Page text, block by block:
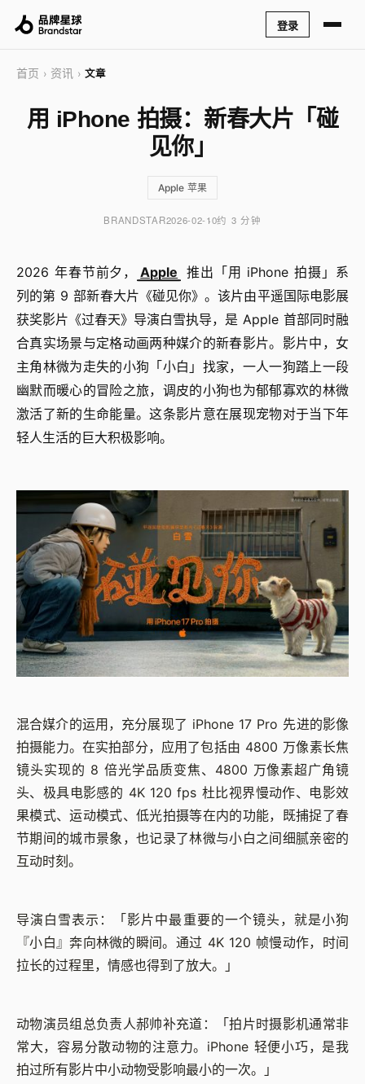
登录
首页 › 资讯 › 文章
用 iPhone 拍摄：新春大片「碰
见你」
Apple 苹果
BRANDSTAR2026-02-10约 3 分钟
2026 年春节前夕， Apple 推出「用 iPhone 拍摄」系
列的第 9 部新春大片《碰见你》。该片由平遥国际电影展
获奖影片《过春天》导演白雪执导，是 Apple 首部同时融
合真实场景与定格动画两种媒介的新春影片。影片中，女
主角林微为走失的小狗「小白」找家，一人一狗踏上一段
幽默而暖心的冒险之旅，调皮的小狗也为郁郁寡欢的林微
激活了新的生命能量。这条影片意在展现宠物对于当下年
轻人生活的巨大积极影响。
混合媒介的运用，充分展现了 iPhone 17 Pro 先进的影像
拍摄能力。在实拍部分，应用了包括由 4800 万像素长焦
镜头实现的 8 倍光学品质变焦、4800 万像素超广角镜
头、极具电影感的 4K 120 fps 杜比视界慢动作、电影效
果模式、运动模式、低光拍摄等在内的功能，既捕捉了春
节期间的城市景象，也记录了林微与小白之间细腻亲密的
互动时刻。
导演白雪表示：「影片中最重要的一个镜头，就是小狗
『小白』奔向林微的瞬间。通过 4K 120 帧慢动作，时间
拉长的过程里，情感也得到了放大。」
动物演员组总负责人郝帅补充道：「拍片时摄影机通常非
常大，容易分散动物的注意力。iPhone 轻便小巧，是我
拍过所有影片中小动物受影响最小的一次。」